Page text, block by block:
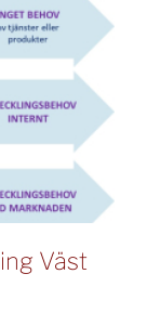
Väst